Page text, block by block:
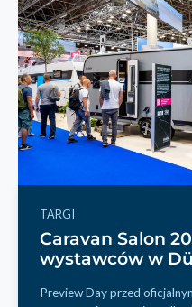
TARGI
Caravan Salon
wystawców w
Preview Day przed